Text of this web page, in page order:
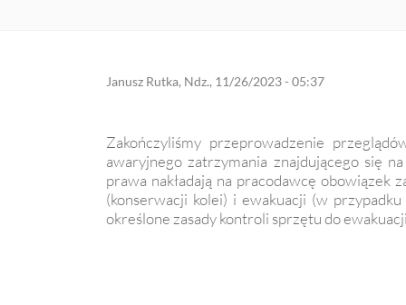
Janusz Rutka, Ndz., 11/26/2023 - 05:37
Zakończyliśmy przeprowadzenie
awaryjnego zatrzymania znajdującego się
prawa nakładają na pracodawcę obowiązek
(konserwacji kolei) i ewakuacji (w
określone zasady kontroli sprzętu do